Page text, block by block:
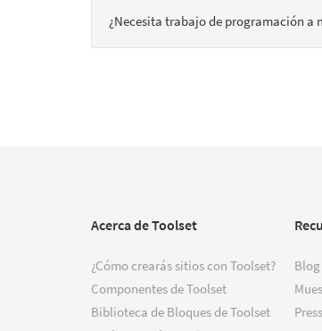
¿Necesita trabajo de programación a
Acerca de Toolset
¿Cómo crearás sitios con Toolset?
Componentes de Toolset
Biblioteca de Bloques de Toolset
Blog